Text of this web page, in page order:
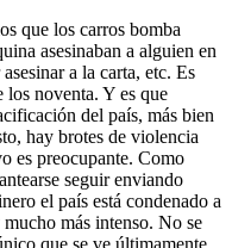
que los carros bomba
asesinaban a alguien en
a la carta, etc. Es
los noventa. Y es que
del país, más bien
hay brotes de violencia
es preocupante. Como
seguir enviando
el país está condenado a
más intenso. No se
que se ve últimamente